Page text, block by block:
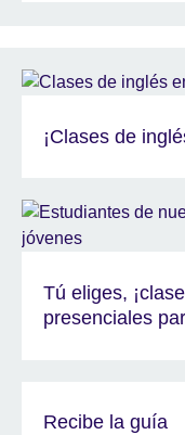
¡Clases de
Tú eliges,
presenciales
Recibe la guía